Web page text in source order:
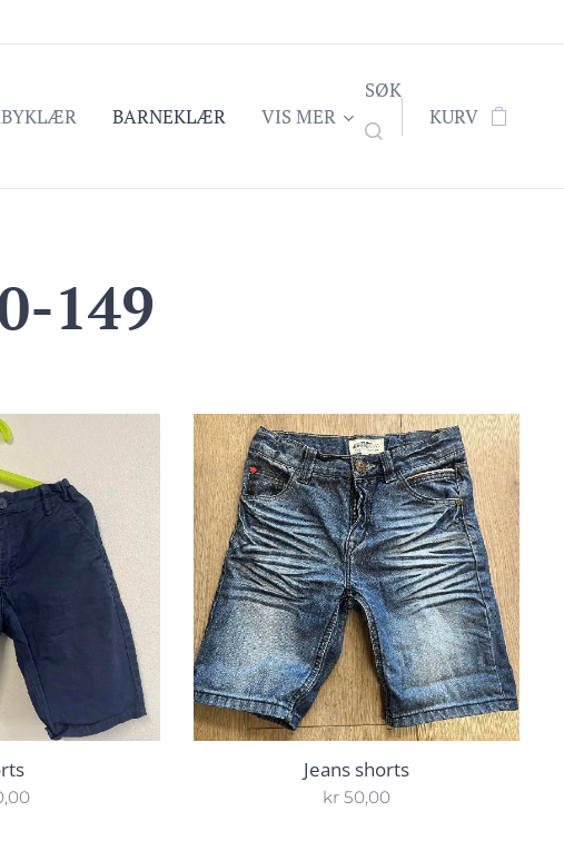
BARNEKLÆR VIS MER
SØK
KURV
149
Jeans shorts
kr 50,00